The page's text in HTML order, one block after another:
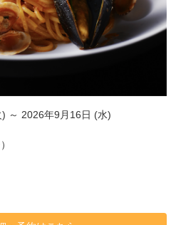
～ 2026年9月16日 (水)